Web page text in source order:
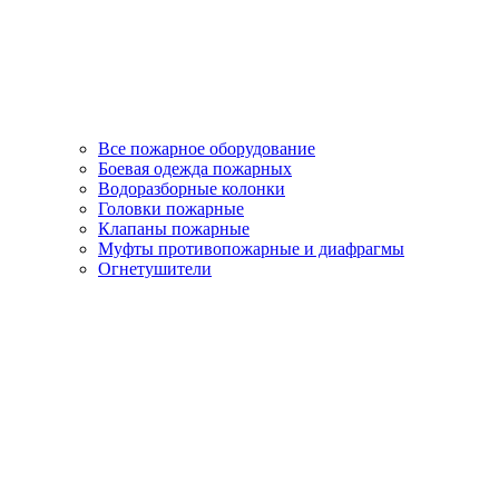
Все пожарное оборудование
Боевая одежда пожарных
Водоразборные колонки
Головки пожарные
Клапаны пожарные
Муфты противопожарные и диафрагмы
Огнетушители